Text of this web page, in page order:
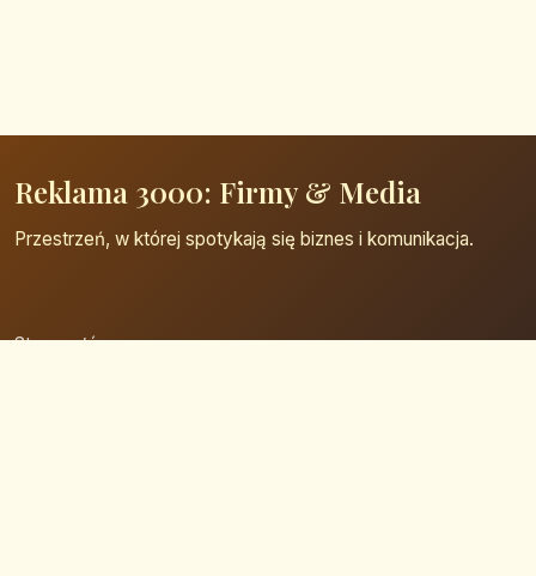
Reklama 3000: Firmy & Media
Przestrzeń, w której spotykają się biznes i komunikacja.
Strona główna